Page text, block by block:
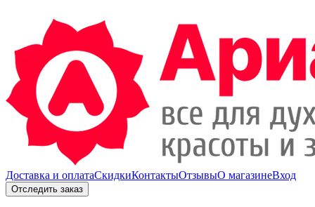
Доставка и оплатаСкидкиКонтактыОтзывыО магазинеВход
Отследить заказ